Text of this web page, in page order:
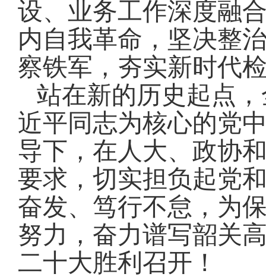
设、业务工作深度融
内自我革命，坚决整
察铁军，夯实新时代
站在新的历史起点
近平同志为核心的党
导下，在人大、政协
要求， 切实担负起党
奋发、笃行不怠， 为
努力 ， 奋力谱写韶关
二十大胜利召开！